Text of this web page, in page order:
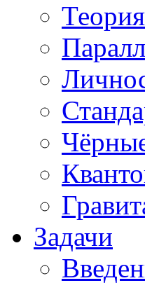
Задачи